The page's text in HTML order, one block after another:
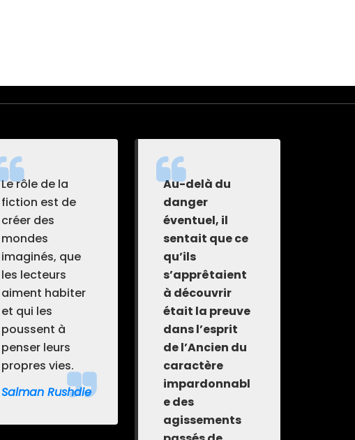
Le rôle de la
fiction est de
créer des
mondes
imaginés, que
les lecteurs
aiment habiter
et qui les
poussent à
penser leurs
propres vies.
Salman Rushdie
Au-delà du
danger
éventuel, il
sentait que ce
qu’ils
s’apprêtaient
à découvrir
était la preuve
dans l’esprit
de l’Ancien du
caractère
impardonnabl
e des
agissements